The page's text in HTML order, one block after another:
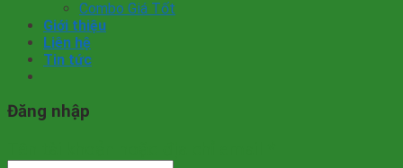
Combo Giá Tốt
Giới thiệu
Liên hệ
Tin tức
Đăng nhập